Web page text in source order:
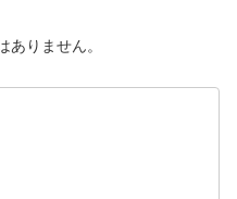
ありません。